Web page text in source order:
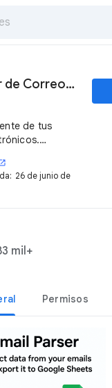
Analizador de Correos Electrónicos
de tus
miles de
con un
26 de junio de
mil+
Permisos